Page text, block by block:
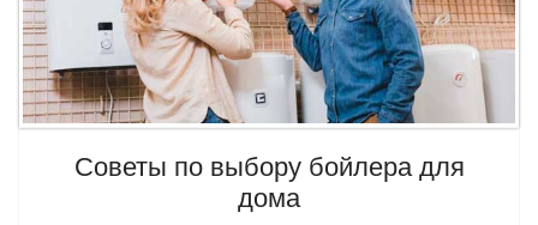
Советы по выбору бойлера для
дома